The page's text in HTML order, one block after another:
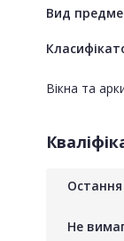
Вид
Вікна та
Остання
Не